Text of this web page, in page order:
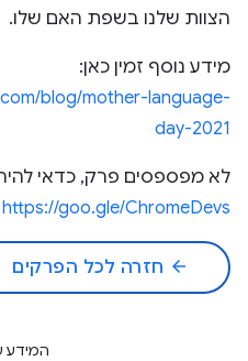
הצוות שלנו בשפת האם שלו.
מידע נוסף זמין כאן:
blog/mother-language-
day-2021
https://goo.gle/ChromeDevs
arrow_back חזרה לכל הפרקים
המידע